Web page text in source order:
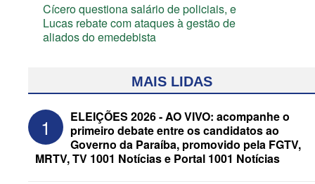
Cícero questiona salário de policiais, e
Lucas rebate com ataques à gestão de
aliados do emedebista
MAIS LIDAS
1
ELEIÇÕES 2026 - AO VIVO: acompanhe o
primeiro debate entre os candidatos ao
Governo da Paraíba, promovido pela FGTV,
MRTV, TV 1001 Notícias e Portal 1001 Notícias